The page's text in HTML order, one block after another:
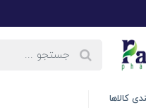
کالاها